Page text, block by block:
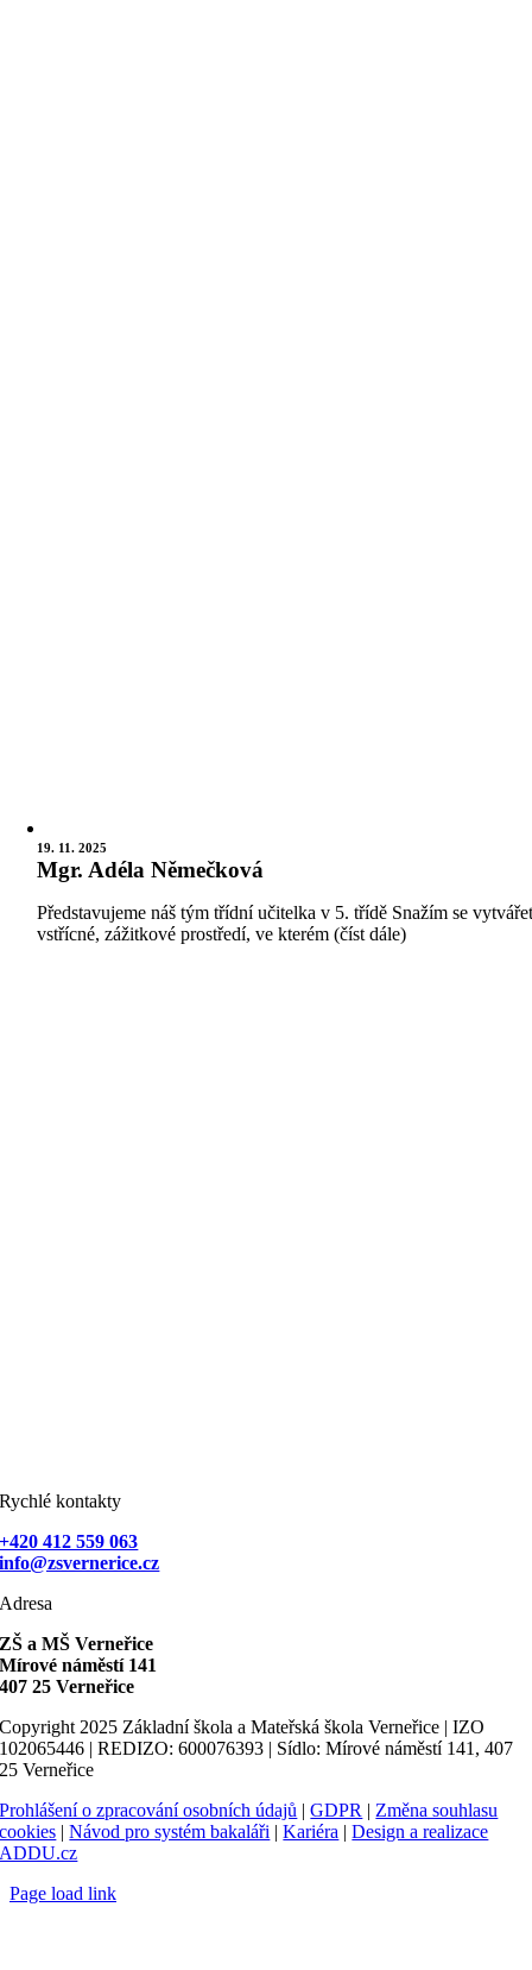
19. 11. 2025
Mgr. Adéla Němečková
Představujeme náš tým třídní učitelka v 5. třídě Snažím se
vstřícné, zážitkové prostředí, ve kterém (číst dále)
Rychlé kontakty
+420 412 559 063
info@zsvernerice.cz
Adresa
ZŠ a MŠ Verneřice
Mírové náměstí 141
407 25 Verneřice
Copyright 2025 Základní škola a Mateřská škola Verneřice | IZO
102065446 | REDIZO: 600076393 | Sídlo: Mírové náměstí 141, 407
25 Verneřice
Prohlášení o zpracování osobních údajů |GDPR | Změna souhlasu
cookies |Návod pro systém bakaláři |Kariéra |Design a realizace
ADDU.cz
Page load link